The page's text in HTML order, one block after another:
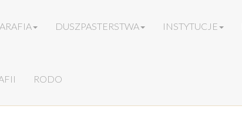
DUSZPASTERSTWA INSTYTUCJE
RODO